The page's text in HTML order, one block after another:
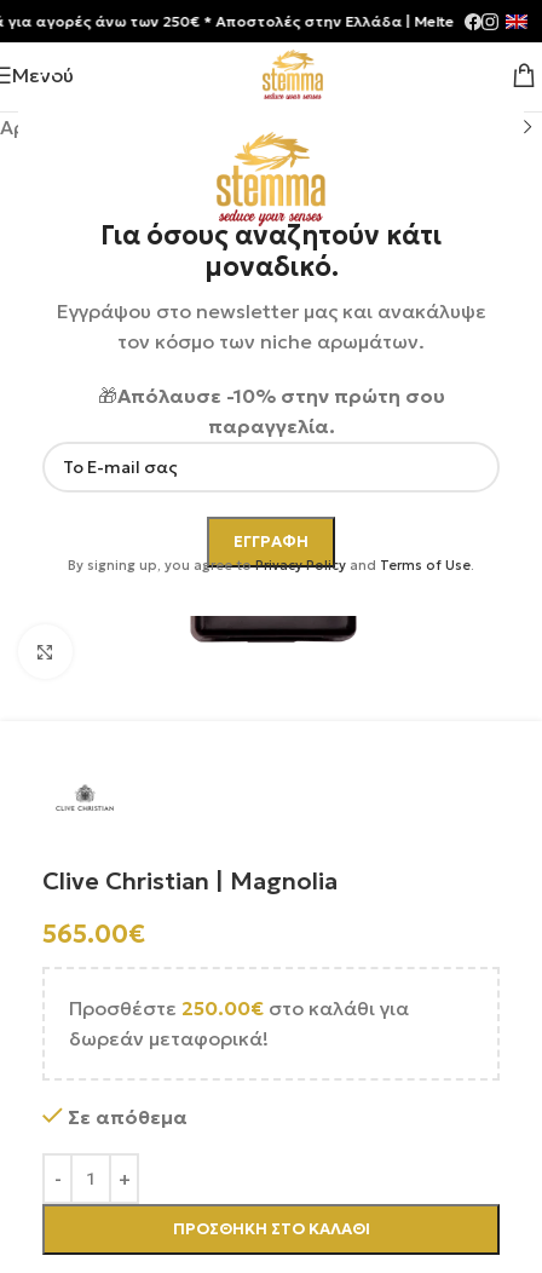
Για όσους αναζητούν κάτι
μοναδικό.
Εγγράψου στο newsletter μας και ανακάλυψε
τον κόσμο των niche αρωμάτων.
🎁Απόλαυσε -10% στην πρώτη σου
παραγγελία.
By signing up, you agree toPrivacy Policy and Terms of Use.
Μενού
Αρχική σελίδα Αρώματα
Clive Christian | Magnolia
565.00€
Προσθέστε 250.00€ στο καλάθι για
δωρεάν μεταφορικά!
Σε απόθεμα
ΠΡΟΣΘΉΚΗ ΣΤΟ ΚΑΛΆΘΙ
αγορές άνω των 250€ * Aποστολές στην Ελλάδα | Meltemia Exclusive